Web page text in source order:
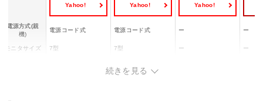
Yahoo! Yahoo! Yahoo!
電源方式(親
機)
電源コード式 電源コード式 ー ー
モニタサイズ 7型 7型 ー ー
続きを見る